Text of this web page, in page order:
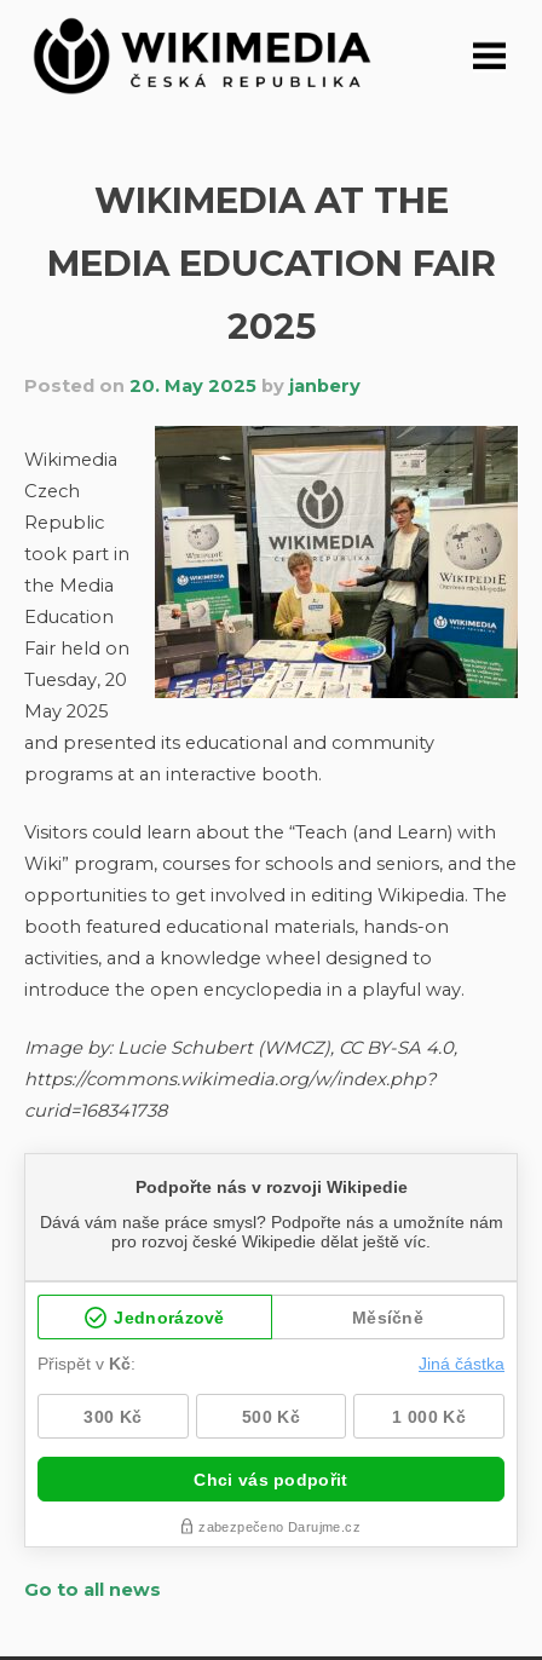
content
WIKIMEDIA AT THE
MEDIA EDUCATION FAIR
2025
Posted on 20. May 2025 by janbery
Wikimedia
Czech
Republic
took part in
the Media
Education
Fair held on
Tuesday, 20
May 2025
and presented its educational and community
programs at an interactive booth.
Visitors could learn about the “Teach (and Learn) with
Wiki” program, courses for schools and seniors, and the
opportunities to get involved in editing Wikipedia. The
booth featured educational materials, hands-on
activities, and a knowledge wheel designed to
introduce the open encyclopedia in a playful way.
Image by: Lucie Schubert (WMCZ), CC BY-SA 4.0,
https://commons.wikimedia.org/w/index.php?
curid=168341738
Go to all news